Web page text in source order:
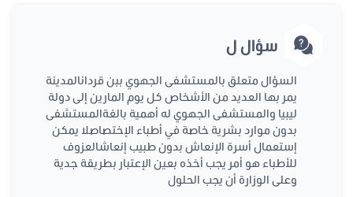
سؤال ل
السؤال متعلق بالمستشفى الجهوي ببن قردانالمدينة
يمر بها العديد من الأشخاص كل يوم المارين إلى دولة
ليبيا والمستشفى الجهوي له أهمية بالغةالمستشفى
بدون موارد بشرية خاصة في أطباء الإختصاصلا يمكن
إستعمال أسرة الإنعاش بدون طبيب إنعاشالعزوف
للأطباء هو أمر يجب أخذه بعين الإعتبار بطريقة جدية
وعلى الوزارة أن يجب الحلول